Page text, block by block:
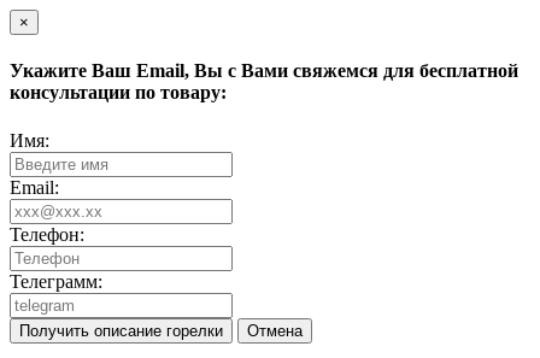
×
Укажите Ваш Email, Вы с Вами свяжемся для бесплатной
консультации по товару:
Имя:
Email:
Телефон:
Телеграмм:
Получить описание горелки Отмена